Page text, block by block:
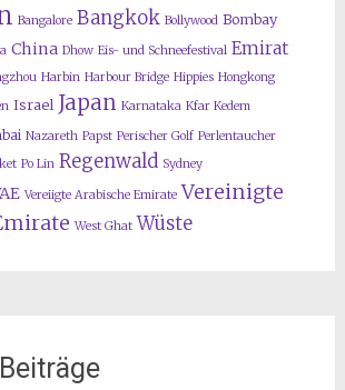
Bangalore Bangkok Bollywood Bombay
China Dhow Eis- und Schneefestival Emirat
Harbin Harbour Bridge Hippies Hongkong
Israel Japan Karnataka Kfar Kedem
Nazareth Papst Perischer Golf Perlentaucher
Po Lin Regenwald Sydney
Vereiigte Arabische Emirate Vereinigte
West Ghat Wüste